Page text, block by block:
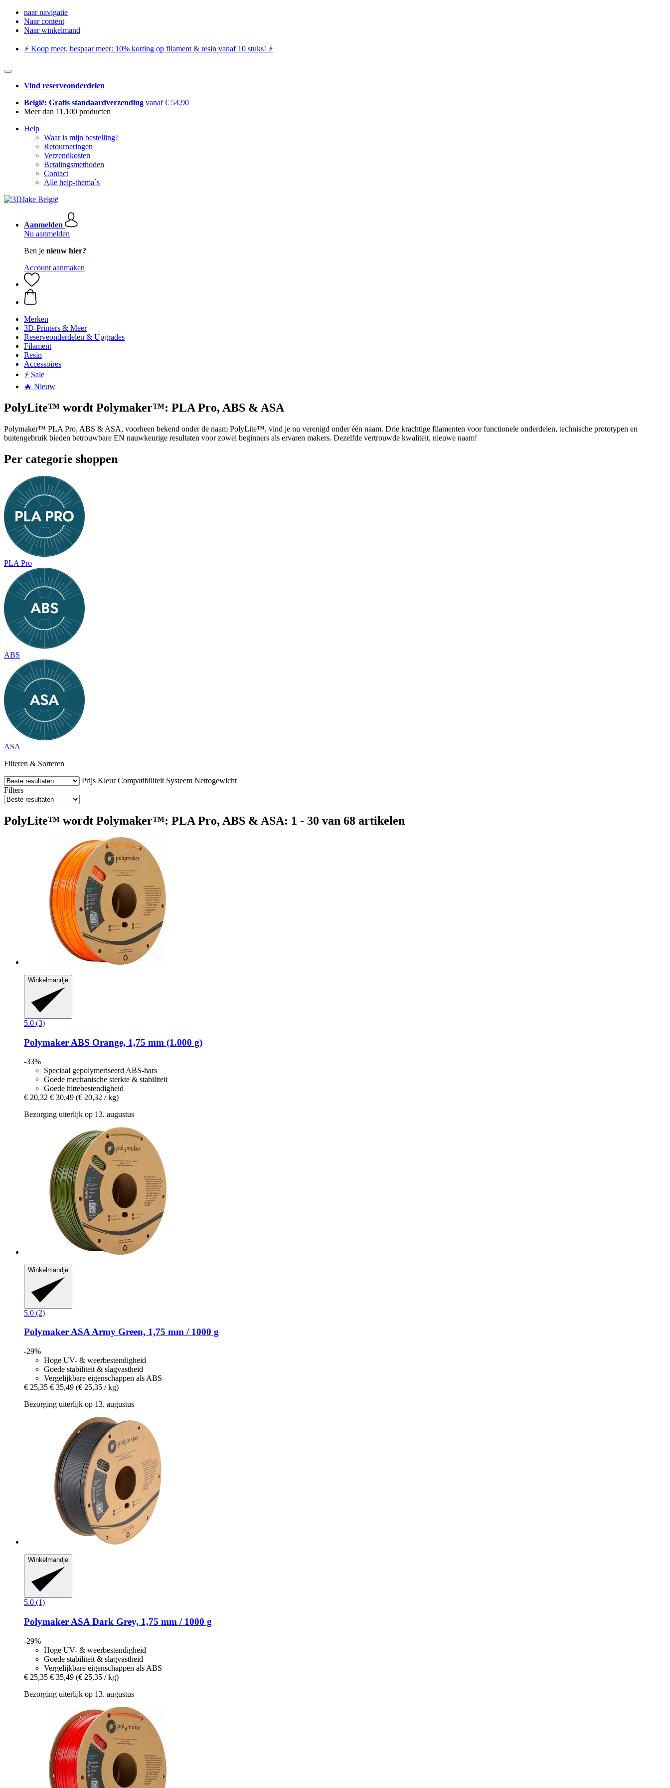
naar navigatie
Naar content
Naar winkelmand
⚡️ Koop meer, bespaar meer: ​​10% korting op filament & resin vanaf 10 stuks! ⚡️
Vind reserveonderdelen
België: Gratis standaardverzending vanaf € 54,90
Meer dan 11.100 producten
Help
Waar is mijn bestelling?
Retourneringen
Verzendkosten
Betalingsmethoden
Contact
Alle help-thema`s
Aanmelden
Nu aanmelden
Ben je nieuw hier?
Account aanmaken
Merken
3D-Printers & Meer
Reserveonderdelen & Upgrades
Filament
Resin
Accessoires
⚡ Sale
🔥 Nieuw
PolyLite™ wordt Polymaker™: PLA Pro, ABS & ASA
Polymaker™ PLA Pro, ABS & ASA, voorheen bekend onder de naam PolyLite™, vind je nu verenigd onder één naam. Drie krachtige filamenten voor functionele onderdelen, technische prototypen en
buitengebruik bieden betrouwbare EN nauwkeurige resultaten voor zowel beginners als ervaren makers. Dezelfde vertrouwde kwaliteit, nieuwe naam!
Per categorie shoppen
PLA Pro
ABS
ASA
Filteren & Sorteren
Prijs Kleur Compatibiliteit Systeem Nettogewicht
Filters
PolyLite™ wordt Polymaker™: PLA Pro, ABS & ASA: 1 - 30 van 68 artikelen
Winkelmandje
5.0 (3)
Polymaker ABS Orange, 1,75 mm (1.000 g)
-33%
Speciaal gepolymeriseerd ABS-hars
Goede mechanische sterkte & stabiliteit
Goede hittebestendigheid
€ 20,32 € 30,49 (€ 20,32 / kg)
Bezorging uiterlijk op 13. augustus
Winkelmandje
5.0 (2)
PolymakerASA Army Green, 1,75 mm / 1000 g
-29%
Hoge UV- & weerbestendigheid
Goede stabiliteit & slagvastheid
Vergelijkbare eigenschappen als ABS
€ 25,35 € 35,49 (€ 25,35 / kg)
Bezorging uiterlijk op 13. augustus
Winkelmandje
5.0 (1)
Polymaker ASA Dark Grey, 1,75 mm / 1000 g
-29%
Hoge UV- & weerbestendigheid
Goede stabiliteit & slagvastheid
Vergelijkbare eigenschappen als ABS
€ 25,35 € 35,49 (€ 25,35 / kg)
Bezorging uiterlijk op 13. augustus